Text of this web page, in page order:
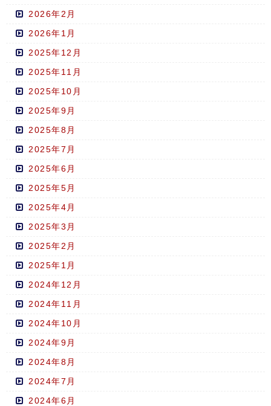
2026年2月
2026年1月
2025年12月
2025年11月
2025年10月
2025年9月
2025年8月
2025年7月
2025年6月
2025年5月
2025年4月
2025年3月
2025年2月
2025年1月
2024年12月
2024年11月
2024年10月
2024年9月
2024年8月
2024年7月
2024年6月